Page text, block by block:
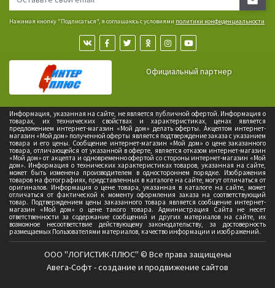
Нажимая кнопку "Подписаться", я соглашаюсь с условиями политики конфиденциальности
Официальный партнер
Информация, указанная на сайте, не является публичной офертой. Информация о
товарах, их технических свойствах и характеристиках, ценах является
предложением интернет-магазин «Мой дом» делать оферты. Акцептом интернет-
магазин «Мой дом» полученной оферты является подтверждение заказа с указанием
товара и его цены. Сообщение интернет-магазин «Мой дом» о цене заказанного
товара, отличающейся от указанной в оферте, является отказом интернет-магазин
«Мой дом» от акцепта и одновременно офертой со стороны интернет-магазин «Мой
дом». Информация о технических характеристиках товаров, указанная на сайте,
может быть изменена производителем в одностороннем порядке. Изображения
товаров на фотографиях, представленных в каталоге на сайте, могут отличаться от
оригиналов. Информация о цене товара, указанная в каталоге на сайте, может
отличаться от фактической к моменту оформления заказа на соответствующий
товар. Подтверждением цены заказанного товара является сообщение интернет-
магазин «Мой дом» о цене такого товара. Администрация Сайта не несет
ответственности за содержание сообщений и других материалов на сайте, их
возможное несоответствие действующему законодательству, за достоверность
размещаемых Пользователями материалов, качество информации и изображений.
ООО "ЛОГИСТИК-ПЛЮС" © Все права защищены
Авега-Софт - создание и продвижение сайтов